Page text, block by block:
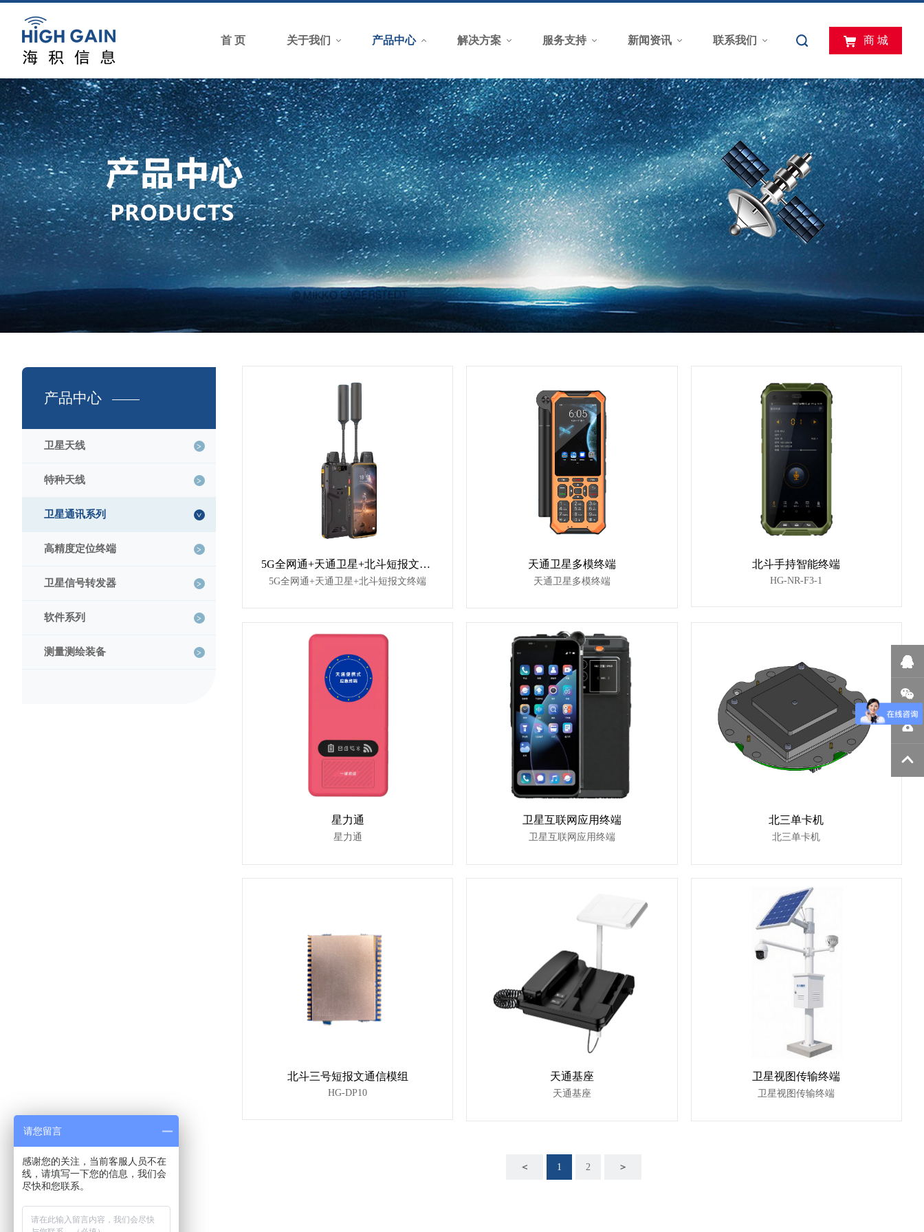
商 城
首 页 关于我们 产品中心 解决方案 服务支持 新闻资讯 联系我们
产品中心
卫星天线
特种天线
卫星通讯系列
高精度定位终端
卫星信号转发器
软件系列
测量测绘装备
5G全网通+天通卫星+北斗短报文终端
5G全网通+天通卫星+北斗短报文终端
天通卫星多模终端
天通卫星多模终端
北斗手持智能终端
HG-NR-F3-1
星力通
星力通
卫星互联网应用终端
卫星互联网应用终端
北三单卡机
北三单卡机
北斗三号短报文通信模组
HG-DP10
天通基座
天通基座
卫星视图传输终端
卫星视图传输终端
＜ 1 2 ＞
请您留言
感谢您的关注，当前客服人员不在
线，请填写一下您的信息，我们会
尽快和您联系。